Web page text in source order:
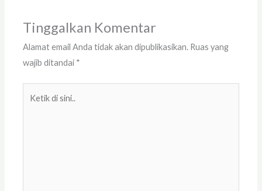
Tinggalkan Komentar
Alamat email Anda tidak akan dipublikasikan. Ruas yang
wajib ditandai *